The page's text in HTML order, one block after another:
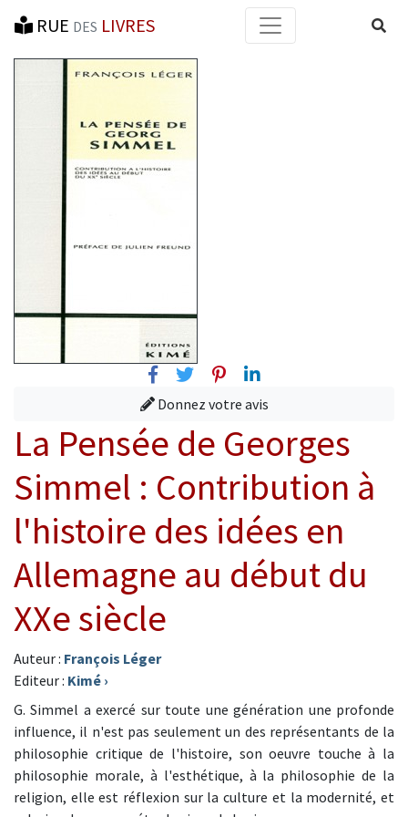
RUE DES LIVRES
FacebookTwitterPinterest
Linkedin
Donnez votre avis
La Pensée de Georges
Simmel : Contribution à
l'histoire des idées en
Allemagne au début du
XXe siècle
Auteur : François Léger
Editeur : Kimé ›
G. Simmel a exercé sur toute une génération une profonde
influence, il n'est pas seulement un des représentants de la
philosophie critique de l'histoire, son oeuvre touche à la
philosophie morale, à l'esthétique, à la philosophie de la
religion, elle est réflexion sur la culture et la modernité, et